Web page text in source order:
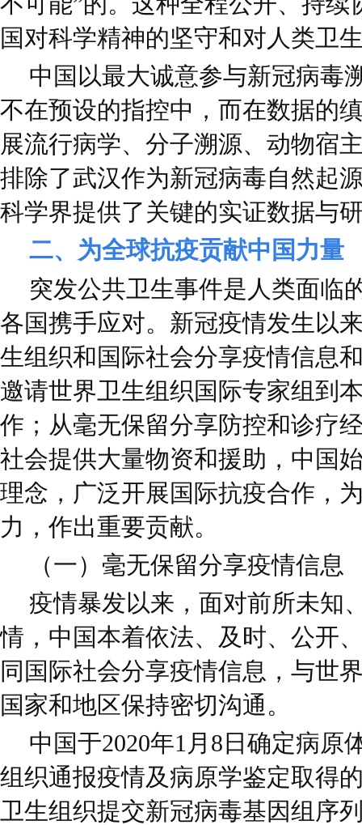
国对科学精神的坚守和对人类卫
中国以最大诚意参与新冠病毒
不在预设的指控中，而在数据的
展流行病学、分子溯源、动物宿
排除了武汉作为新冠病毒自然起
科学界提供了关键的实证数据与
二、为全球抗疫贡献中国力量
突发公共卫生事件是人类面临
各国携手应对。新冠疫情发生以
生组织和国际社会分享疫情信息
邀请世界卫生组织国际专家组到
作；从毫无保留分享防控和诊疗
社会提供大量物资和援助，中国
理念，广泛开展国际抗疫合作，
力，作出重要贡献。
（一）毫无保留分享疫情信息
疫情暴发以来，面对前所未知
情，中国本着依法、及时、公开
同国际社会分享疫情信息，与世
国家和地区保持密切沟通。
中国于2020年1月8日确定病原
组织通报疫情及病原学鉴定取得
卫生组织提交新冠病毒基因组序